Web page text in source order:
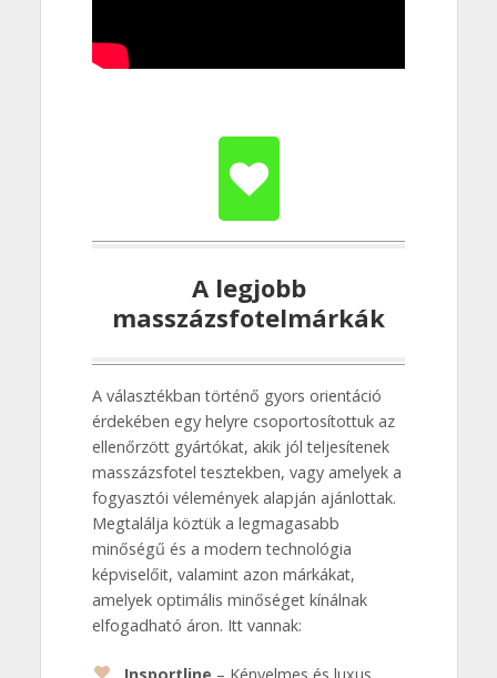
A legjobb
masszázsfotelmárkák
A választékban történő gyors orientáció
érdekében egy helyre csoportosítottuk az
ellenőrzött gyártókat, akik jól teljesítenek
masszázsfotel tesztekben, vagy amelyek a
fogyasztói vélemények alapján ajánlottak.
Megtalálja köztük a legmagasabb
minőségű és a modern technológia
képviselőit, valamint azon márkákat,
amelyek optimális minőséget kínálnak
elfogadható áron. Itt vannak: